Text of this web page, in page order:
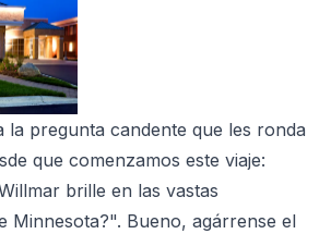
la pregunta candente que les ronda
que comenzamos este viaje:
brille en las vastas
Minnesota?". Bueno, agárrense el